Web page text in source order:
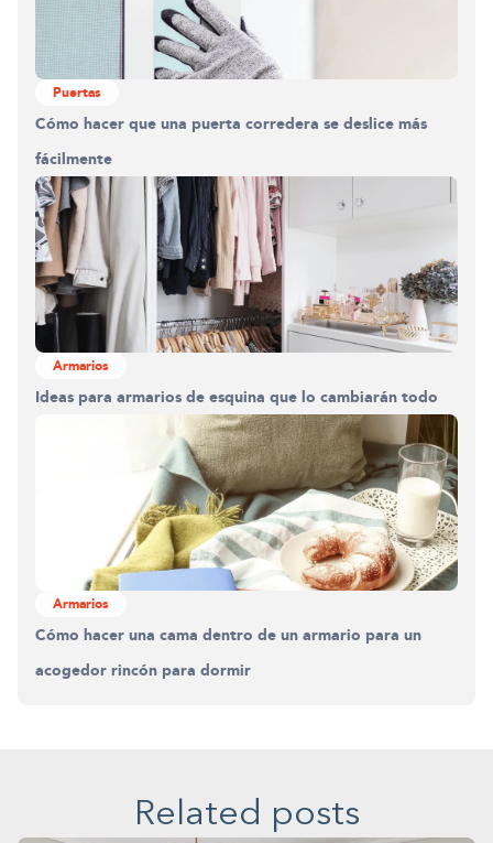
Puertas
Cómo hacer que una puerta corredera se deslice más
fácilmente
Armarios
Ideas para armarios de esquina que lo cambiarán todo
Armarios
Cómo hacer una cama dentro de un armario para un
acogedor rincón para dormir
Related posts